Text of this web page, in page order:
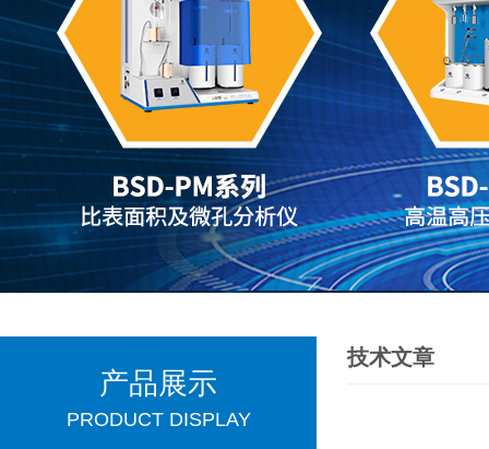
产品展示
PRODUCT DISPLAY
技术文章